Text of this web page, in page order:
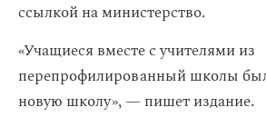
ссылкой на министерство.
«Учащиеся вместе с учителями из
перепрофилированный школы
новую школу», — пишет издание.